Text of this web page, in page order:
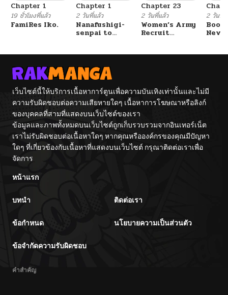
Chapter 1
19 ชั่วโมงที่แล้ว
FamiRes Iko.
Chapter 1
2 วันที่แล้ว
Nanafushigi-
senpai to
Chapter 23
2 วันที่แล้ว
Women’s Army
Recruit
2 วันที่แ
เว็บไซต์นี้ให้บริการเนื้อหาการ์ตูนเพื่อความบันเทิงเท่านั้นและไม่มี
ความรับผิดชอบต่อความเสียหายใดๆ เนื้อหาการโฆษณาหรือลิงก์
ของบุคคลที่สามที่แสดงบนเว็บไซต์ของเรา
ข้อมูลและภาพทั้งหมดบนเว็บไซต์ถูกเก็บรวบรวมจากอินเทอร์เน็ต
เราไม่รับผิดชอบต่อเนื้อหาใดๆ หากคุณหรือองค์กรของคุณมีปัญหา
ใดๆ ที่เกี่ยวข้องกับเนื้อหาที่แสดงบนเว็บไซต์ กรุณาติดต่อเราเพื่อ
จัดการ
หน้าแรก
บทนำ ติดต่อเรา
ข้อกำหนด นโยบายความเป็นส่วนตัว
ข้อจำกัดความรับผิดชอบ
คำสำคัญ